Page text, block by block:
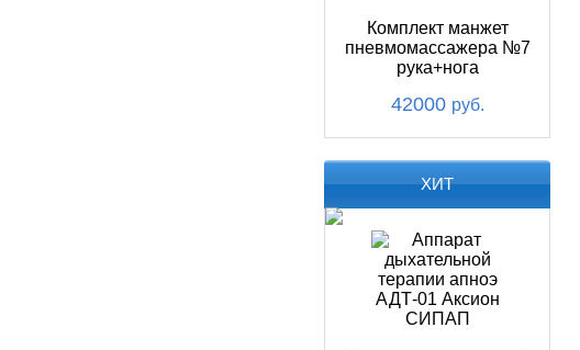
Комплект манжет
пневмомассажера №7
рука+нога
42000 руб.
ХИТ